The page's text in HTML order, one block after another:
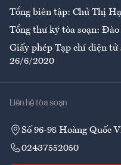
Tổng biên tập: Chử Thị
Tổng thư ký tòa soạn:
Giấy phép Tạp chí điện
26/6/2020
Liên hệ tòa soạn
Số 96-98 Hoàng Quốc
02437552050